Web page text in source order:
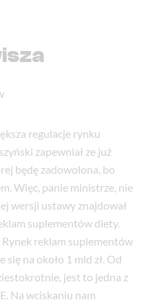
regulacje rynku
zapewniał ze już
będę zadowolona, bo
Więc, panie ministrze, nie
wersji ustawy znajdował
suplementów diety.
Rynek reklam suplementów
na około 1 mld zł. Od
jest to jedna z
Na wciskaniu nam